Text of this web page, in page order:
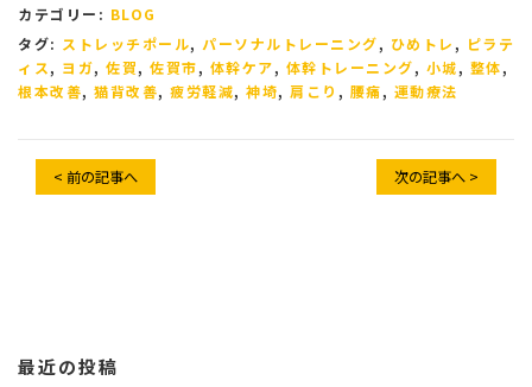
カテゴリー: BLOG
タグ: ストレッチポール, パーソナルトレーニング, ひめトレ , ピラテ
ィス, ヨガ, 佐賀, 佐賀市, 体幹ケア, 体幹トレーニング, 小城, 整体,
根本改善, 猫背改善, 疲労軽減, 神埼, 肩こり , 腰痛, 運動療法
< 前の記事へ 次の記事へ >
最近の投稿